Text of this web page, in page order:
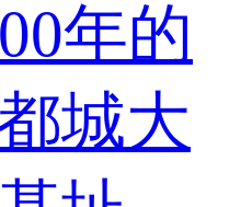
年的
城大